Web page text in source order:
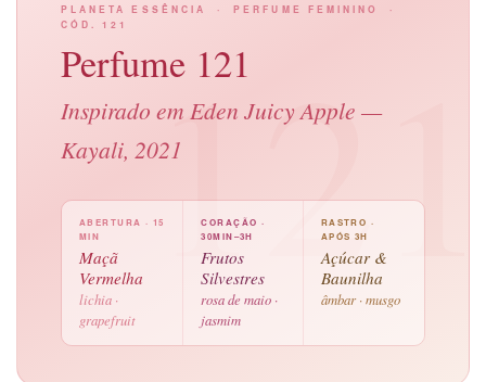
PLANETA ESSÊNCIA · PERFUME FEMININO ·
CÓD. 121
Perfume 121
Inspirado em Eden Juicy Apple —
Kayali, 2021
ABERTURA · 15
MIN
Maçã
Vermelha
lichia ·
grapefruit
CORAÇÃO ·
30MIN–3H
Frutos
Silvestres
rosa de maio ·
jasmim
RASTRO ·
APÓS 3H
Açúcar &
Baunilha
âmbar · musgo